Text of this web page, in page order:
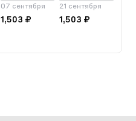
07 сентября
1,503 ₽
21 сентября
1,503 ₽